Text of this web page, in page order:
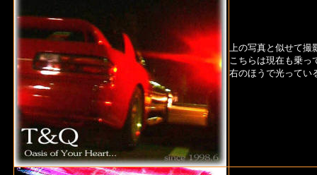
上の写真と似せて撮
こちらは現在も乗っ
右のほうで光ってい